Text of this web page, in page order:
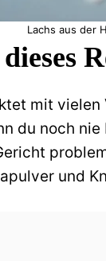
Lachs aus der
mit
du noch
und